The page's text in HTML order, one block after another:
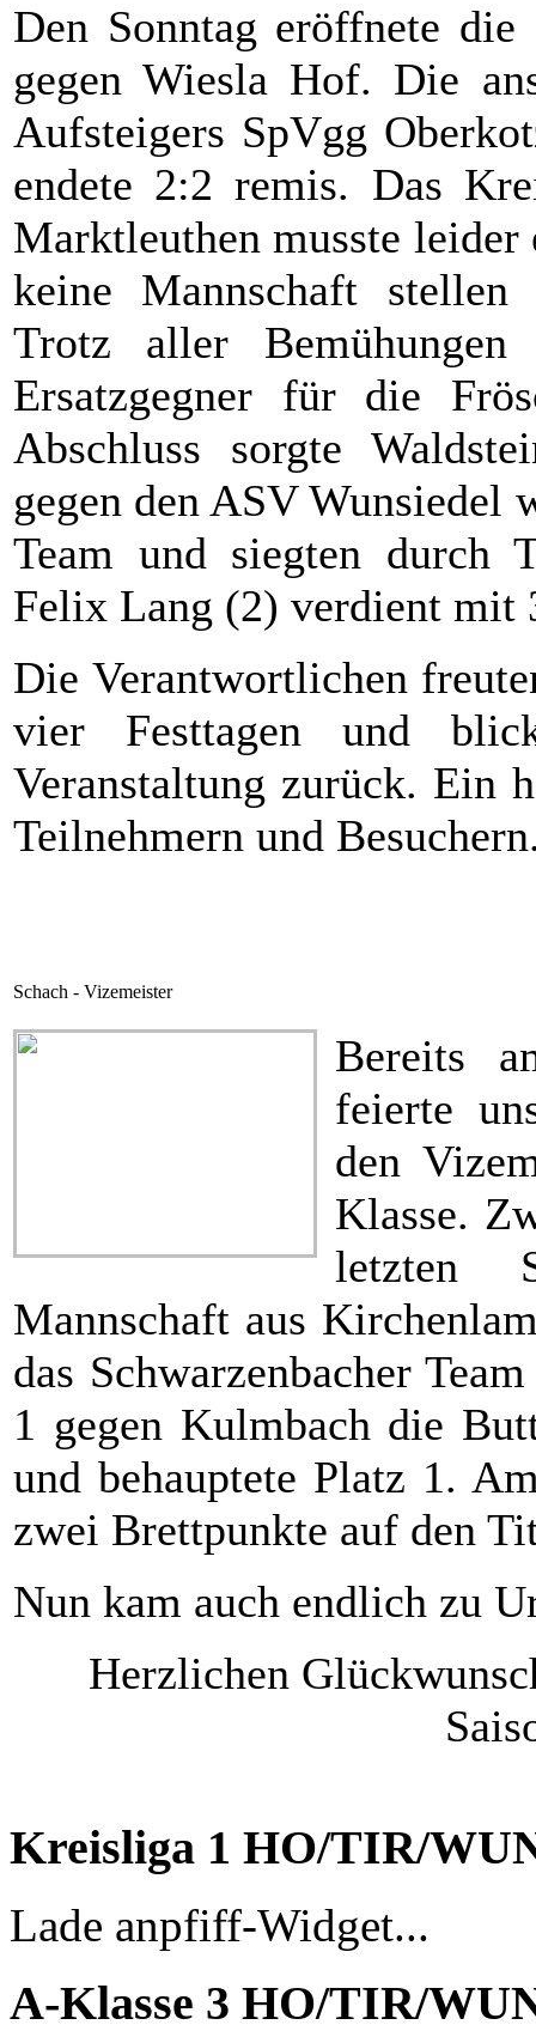
Den Sonntag eröffnete
gegen Wiesla Hof. Die
Aufsteigers SpVgg
endete 2:2 remis. Das
Marktleuthen musste
keine Mannschaft
Trotz aller
Ersatzgegner für die
Abschluss sorgte
gegen den ASV Wunsiedel
Team und siegten durch
Felix Lang (2) verdient mit
Die Verantwortlichen
vier Festtagen und
Veranstaltung zurück. Ein
Teilnehmern und
Schach - Vizemeister
Bereits
feierte
den
Klasse.
letzten
Mannschaft aus
das Schwarzenbacher
1 gegen Kulmbach die
und behauptete Platz 1.
zwei Brettpunkte auf den
Nun kam auch endlich zu
Herzlichen
Kreisliga 1 HO/TIR/
Lade anpfiff-Widget...
A-Klasse 3 HO/TIR/